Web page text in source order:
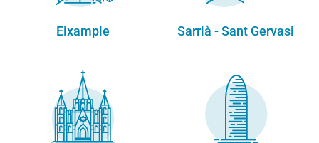
Eixample Sarrià - Sant Gervasi